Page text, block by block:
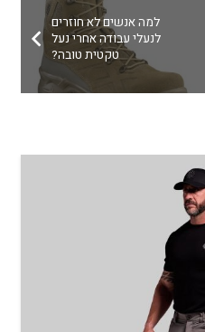
למה אנשים לא חוזרים
לנעלי עבודה אחרי נעל
טקטית טובה?